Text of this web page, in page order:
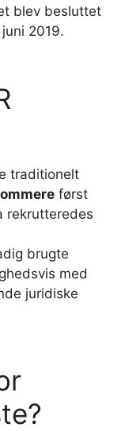
blev besluttet
2019.
traditionelt
først
rekrutteredes
brugte
med
juridiske